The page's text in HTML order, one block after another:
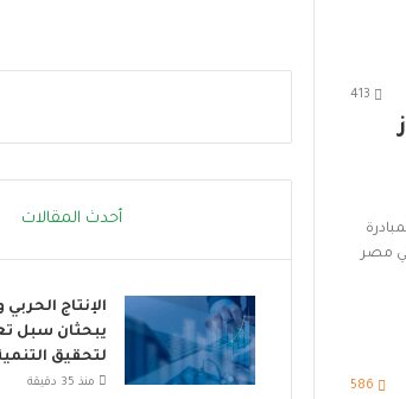
413
مصر
586
ع
ت
ع
.
.
أ
أحدث المقالات
الإنتاج الحربي
يبحثان سبل
لتحقيق
منذ 35 دقيقة